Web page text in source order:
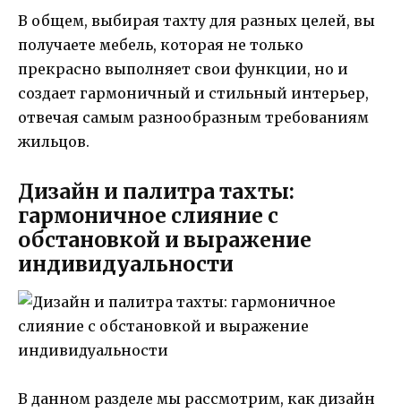
В общем, выбирая тахту для разных целей, вы
получаете мебель, которая не только
прекрасно выполняет свои функции, но и
создает гармоничный и стильный интерьер,
отвечая самым разнообразным требованиям
жильцов.
Дизайн и палитра тахты:
гармоничное слияние с
обстановкой и выражение
индивидуальности
В данном разделе мы рассмотрим, как дизайн